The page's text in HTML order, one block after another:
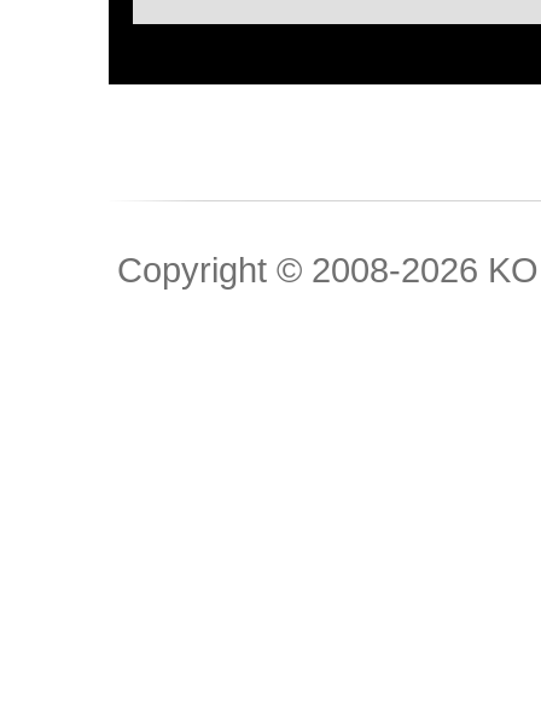
Copyright © 2008-2026